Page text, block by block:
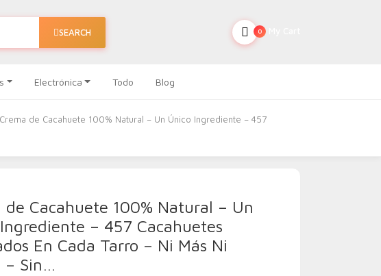
SEARCH 0
Electrónica Todo Blog
de Cacahuete 100% Natural – Un Único Ingrediente – 457
de Cacahuete 100% Natural – Un
– 457 Cacahuetes
En Cada Tarro – Ni Más Ni
– Sin…